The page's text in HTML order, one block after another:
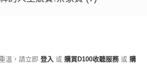
溫，請立即 登入 或 購買D100收聽服務 或 購